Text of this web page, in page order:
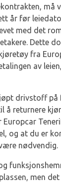
må
år før
med det
Dette
fra
av
drivstoff på
å returnere
og at du er
nødvendig.
men